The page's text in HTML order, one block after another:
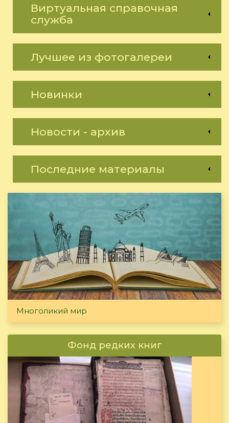
Виртуальная справочная
служба
Лучшее из фотогалереи
Новинки
Новости - архив
Последние материалы
Многоликий мир
Фонд редких книг